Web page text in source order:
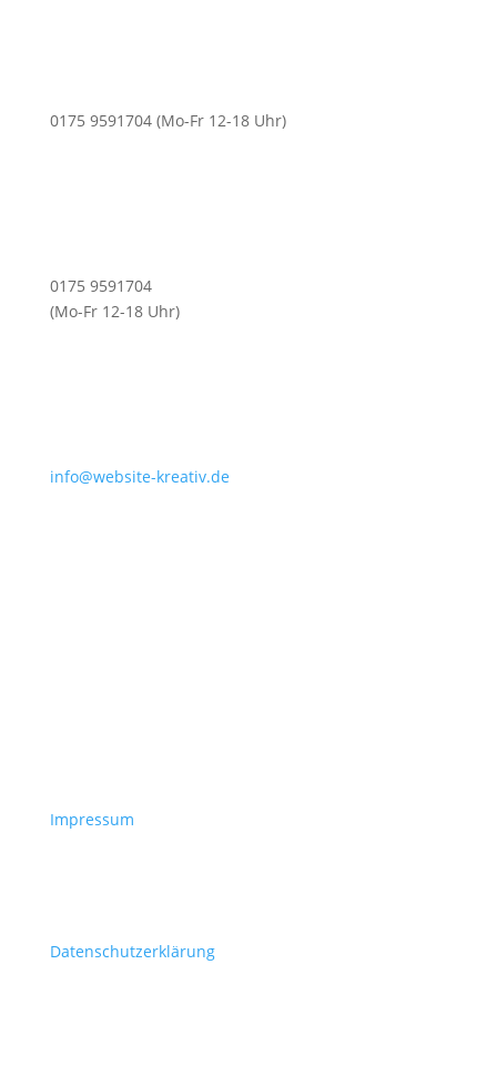
0175 9591704 (Mo-Fr 12-18 Uhr)
0175 9591704
(Mo-Fr 12-18 Uhr)
info@website-kreativ.de
Impressum
Datenschutzerklärung